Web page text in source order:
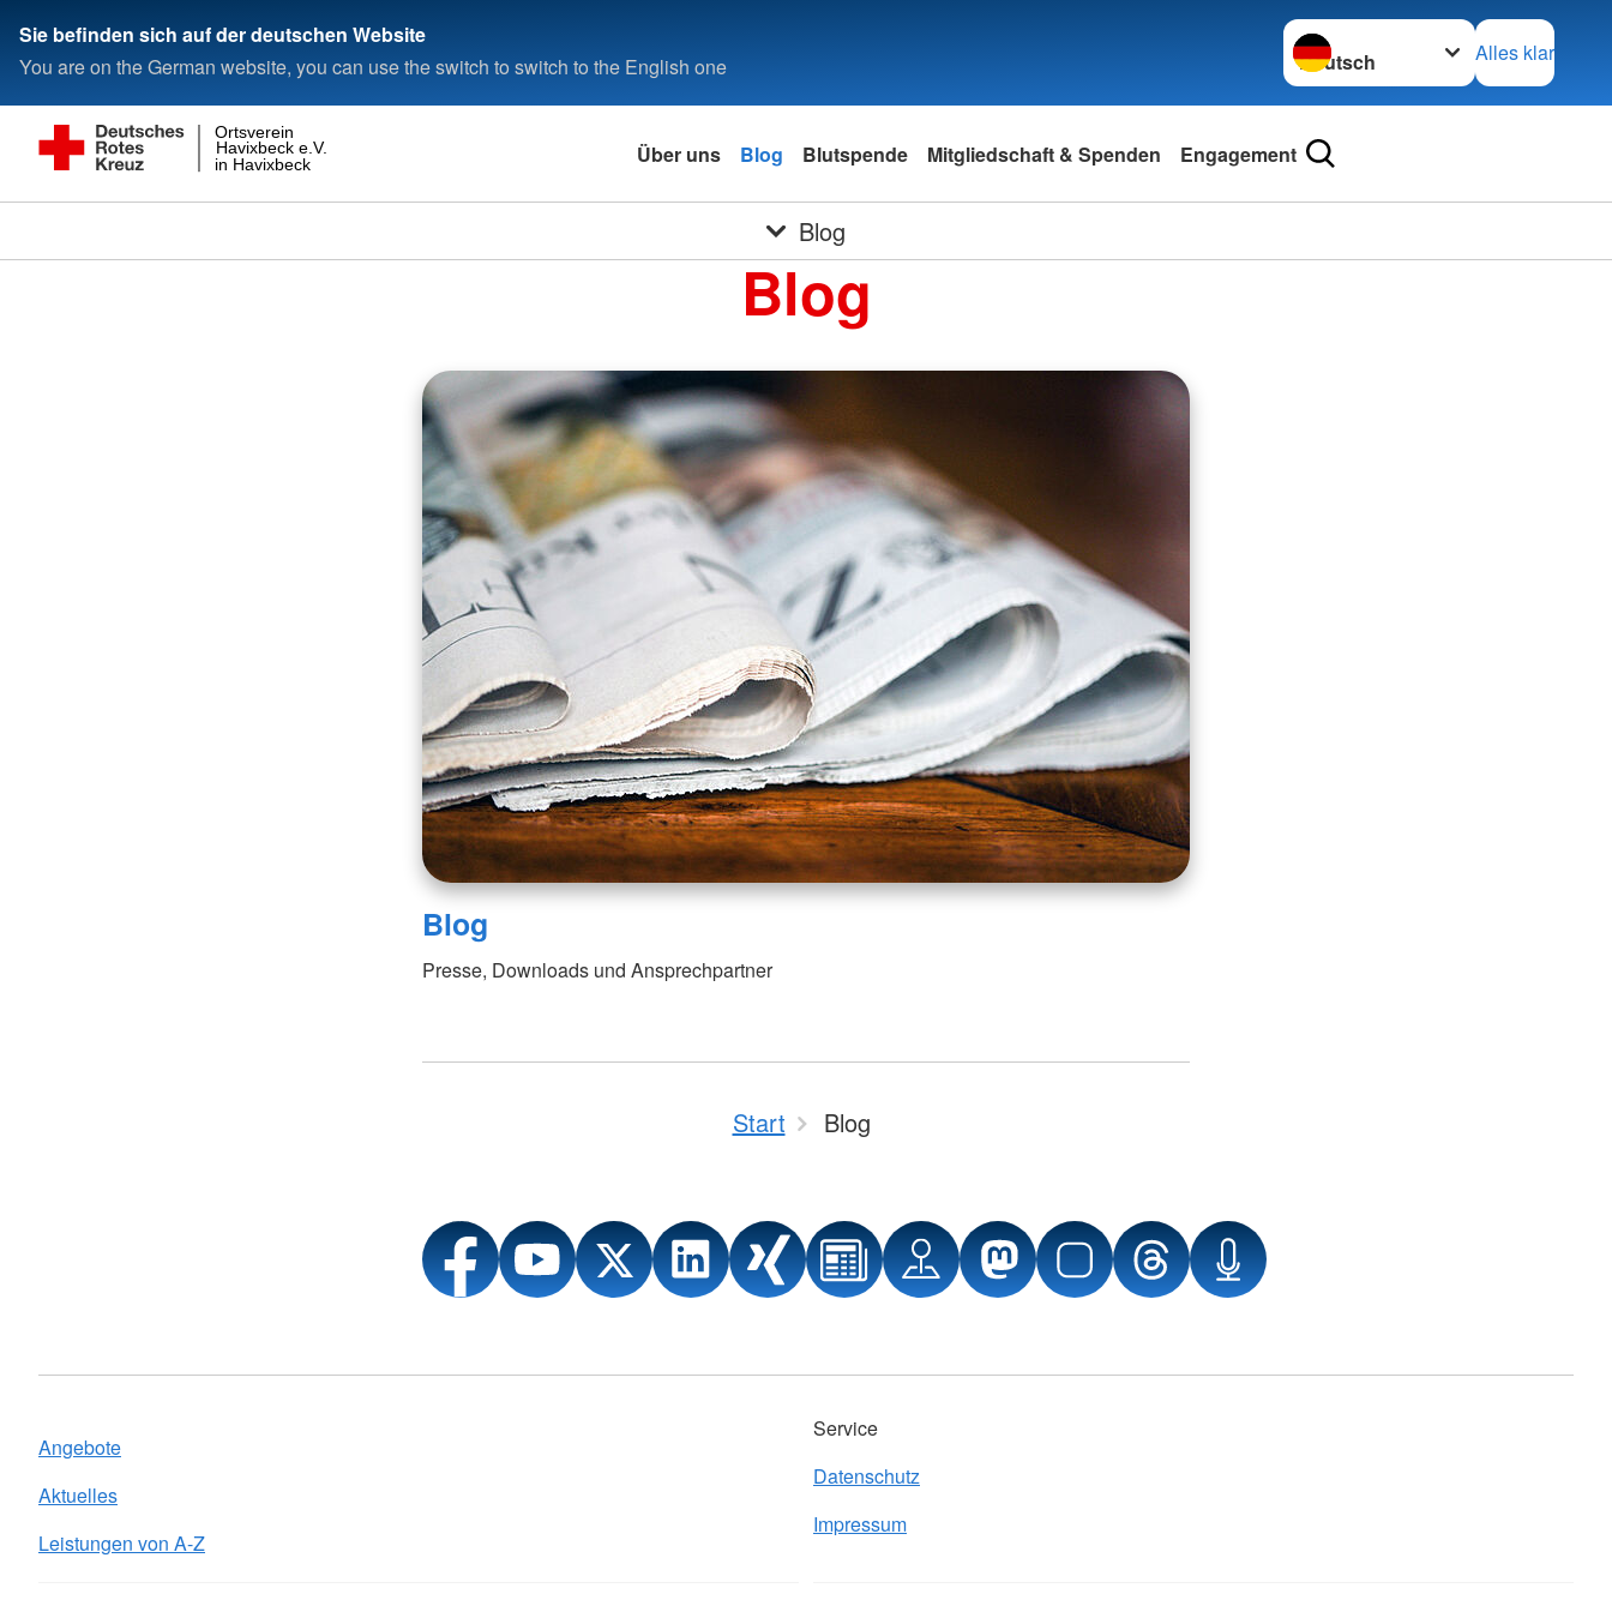
Sie befinden sich auf der deutschen Website
You are on the German website, you can use the switch to switch to the English one
Sprache wechseln zu
Alles klar
in Havixbeck
Havixbeck e.V.
Ortsverein
Über uns Blog Blutspende Mitgliedschaft & Spenden Engagement
Blog
Blog
Blog
Presse, Downloads und Ansprechpartner
Start Blog
Angebote
Aktuelles
Leistungen von A-Z
Service
Datenschutz
Impressum